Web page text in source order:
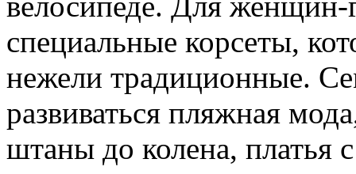
специальные корсеты,
нежели традиционные.
развиваться пляжная
штаны до колена, платья